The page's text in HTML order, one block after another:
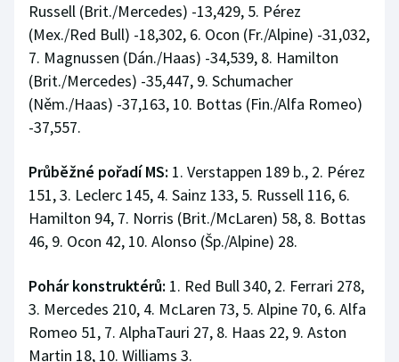
Short track
Sportovní střelba
Stolní tenis
Triatlon
Vodní slalom
Ostatní
Russell (Brit./Mercedes) -13,429, 5. Pérez
(Mex./Red Bull) -18,302, 6. Ocon (Fr./Alpine) -31,032,
7. Magnussen (Dán./Haas) -34,539, 8. Hamilton
(Brit./Mercedes) -35,447, 9. Schumacher
(Něm./Haas) -37,163, 10. Bottas (Fin./Alfa Romeo)
-37,557.
Průběžné pořadí MS: 1. Verstappen 189 b., 2. Pérez
151, 3. Leclerc 145, 4. Sainz 133, 5. Russell 116, 6.
Hamilton 94, 7. Norris (Brit./McLaren) 58, 8. Bottas
46, 9. Ocon 42, 10. Alonso (Šp./Alpine) 28.
Pohár konstruktérů: 1. Red Bull 340, 2. Ferrari 278,
3. Mercedes 210, 4. McLaren 73, 5. Alpine 70, 6. Alfa
Romeo 51, 7. AlphaTauri 27, 8. Haas 22, 9. Aston
Martin 18, 10. Williams 3.